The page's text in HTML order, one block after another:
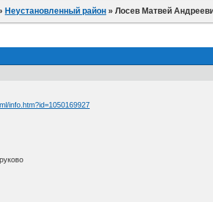
Неустановленный район »Лосев Матвей
info.htm?id=1050169927